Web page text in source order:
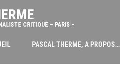
CRITIQUE – PARIS –
PASCAL THERME, A PROPOS…